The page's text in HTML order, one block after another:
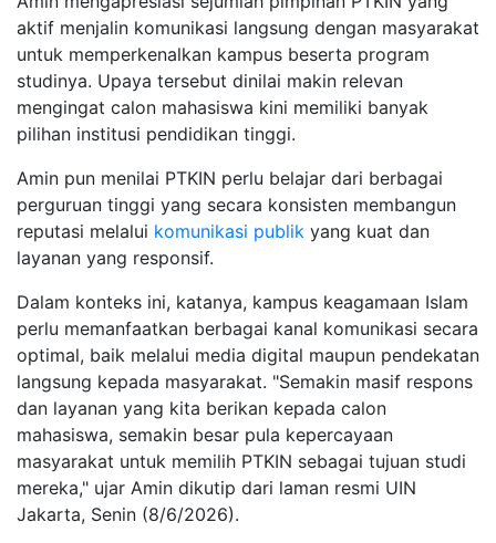
aktif menjalin komunikasi langsung dengan masyarakat
untuk memperkenalkan kampus beserta program
studinya. Upaya tersebut dinilai makin relevan
mengingat calon mahasiswa kini memiliki banyak
pilihan institusi pendidikan tinggi.
Amin pun menilai PTKIN perlu belajar dari berbagai
perguruan tinggi yang secara konsisten membangun
reputasi melalui komunikasi publik yang kuat dan
layanan yang responsif.
Dalam konteks ini, katanya, kampus keagamaan Islam
perlu memanfaatkan berbagai kanal komunikasi secara
optimal, baik melalui media digital maupun pendekatan
langsung kepada masyarakat. "Semakin masif respons
dan layanan yang kita berikan kepada calon
mahasiswa, semakin besar pula kepercayaan
masyarakat untuk memilih PTKIN sebagai tujuan studi
mereka," ujar Amin dikutip dari laman resmi UIN
Jakarta, Senin (8/6/2026).